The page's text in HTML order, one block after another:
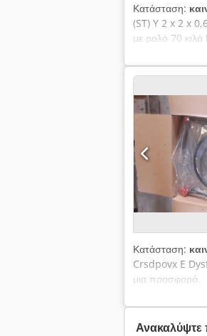
Κατάσταση:
(ST) Y 2 x 2 x
με ρολό 70
Καλώδιο A-2Y
Καλώδιο S -
Κατάσταση:
Crsdpovx E
μια προσφορά.
Ανακαλύψτε